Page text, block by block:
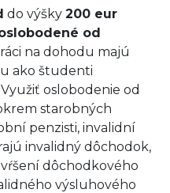
do výšky 200 eur
od
na dohodu majú
ako študenti
oslobodenie od
starobných
penzisti, invalidní
invalidný dôchodok,
dôchodkového
výsluhového